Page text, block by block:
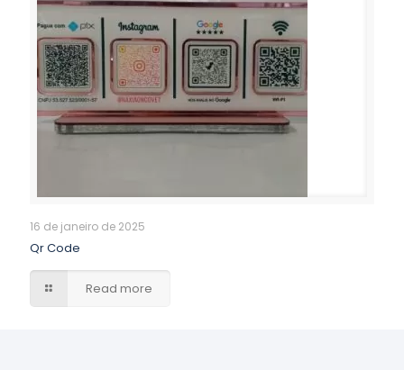
16 de janeiro de 2025
Qr Code
Read more